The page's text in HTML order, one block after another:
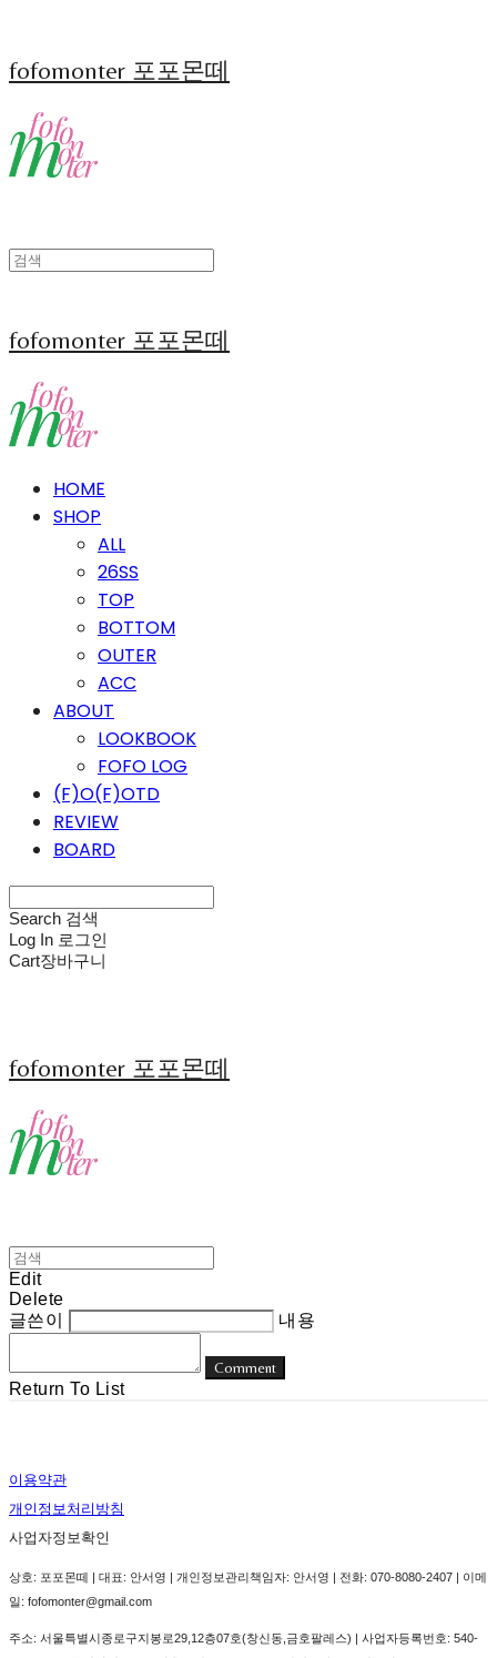
fofomonter 포포몬떼
fofomonter 포포몬떼
HOME
SHOP
ALL
26SS
TOP
BOTTOM
OUTER
ACC
ABOUT
LOOKBOOK
FOFO LOG
(F)O(F)OTD
REVIEW
BOARD
Search 검색
Log In 로그인
Cart장바구니
fofomonter 포포몬떼
Edit
Delete
글쓴이
내용
Comment
Return To List
이용약관
개인정보처리방침
사업자정보확인
상호: 포포몬떼 | 대표: 안서영 | 개인정보관리책임자: 안서영 | 전화: 070-8080-2407 | 이메
일: fofomonter@gmail.com
주소: 서울특별시종로구지봉로29,12층07호(창신동,금호팔레스) | 사업자등록번호: 540-